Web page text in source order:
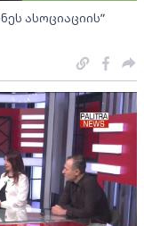
ასოციაციის”